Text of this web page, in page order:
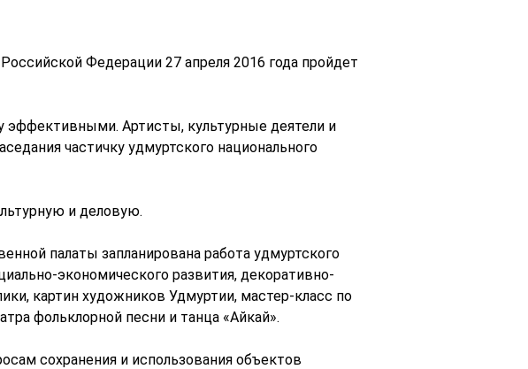
Федерации 27 апреля 2016 года пройдет
Артисты, культурные деятели и
частичку удмуртского национального
и деловую.
палаты запланирована работа удмуртского
экономического развития, декоративно-
картин художников Удмуртии, мастер-класс по
фольклорной песни и танца «Айкай».
сохранения и использования объектов